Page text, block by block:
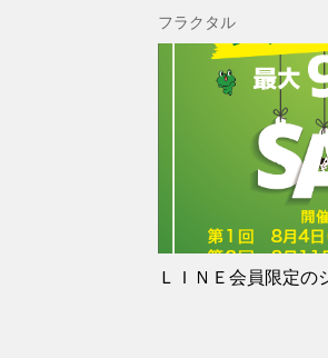
フラクタル
ＬＩＮＥ会員限定の